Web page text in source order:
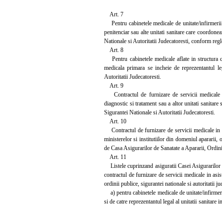
Art. 7
Pentru cabinetele medicale de unitate/
penitenciar sau alte unitati sanitare care
Nationale si Autoritatii Judecatoresti, conform
Art. 8
Pentru cabinetele medicale aflate in structura
medicala primara se incheie de
Autoritatii Judecatoresti.
Art. 9
Contractul de furnizare de servicii medicale
diagnostic si tratament sau a altor unitati
Sigurantei Nationale si Autoritatii Judecatoresti.
Art. 10
Contractul de furnizare de servicii medicale in
ministerelor si institutiilor din domeniul apararii,
de Casa Asigurarilor de Sanatate a Apararii,
Art. 11
Listele cuprinzand asiguratii Casei Asigurarilor
contractul de furnizare de servicii medicale in
ordinii publice, sigurantei nationale si autoritatii
a) pentru cabinetele medicale de unitate/
si de catre reprezentantul legal al unitatii sanitare